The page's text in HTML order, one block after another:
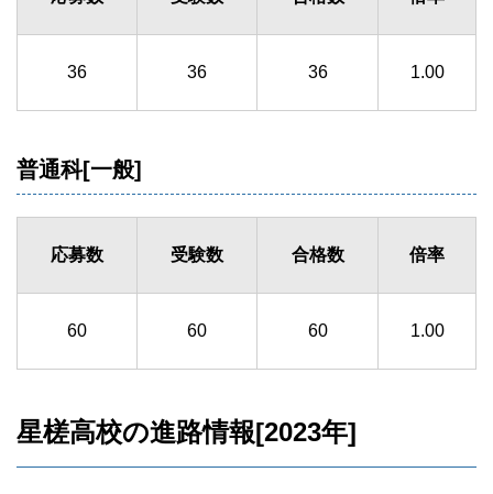
36 36 36 1.00
普通科[一般]
応募数 受験数 合格数 倍率
60 60 60 1.00
星槎高校の進路情報[2023年]